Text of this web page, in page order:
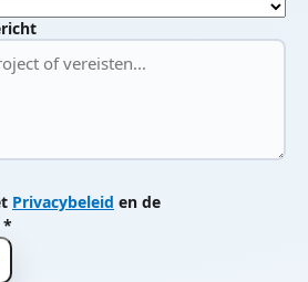
Privacybeleid en de
*